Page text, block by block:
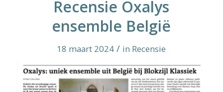
Recensie Oxalys
ensemble België
18 maart 2024 / in Recensie